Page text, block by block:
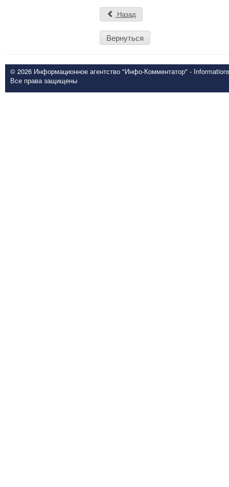
Назад
Вернуться
© 2026 Информационное агентство "Инфо-Комментатор" -
Все права защищены